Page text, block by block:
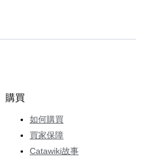
購買
如何購買
買家保障
Catawiki故事